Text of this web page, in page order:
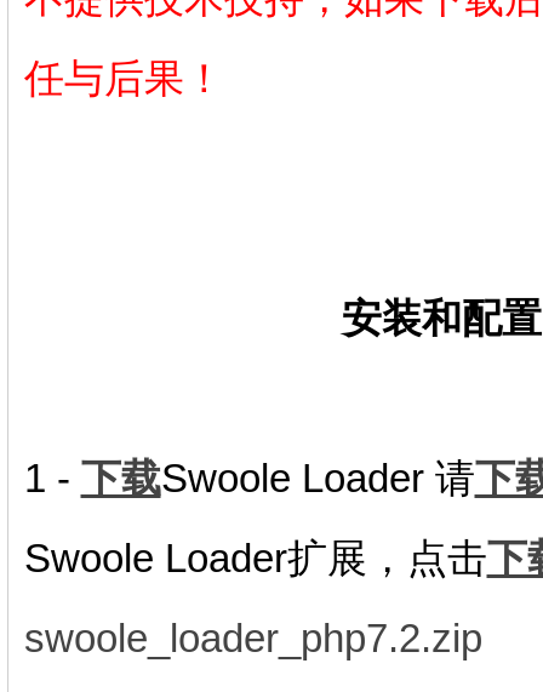
任与后果！
安装和配
1 - 下载Swoole Loader 请下
Swoole Loader扩展，点击下
swoole_loader_php7.2.zip